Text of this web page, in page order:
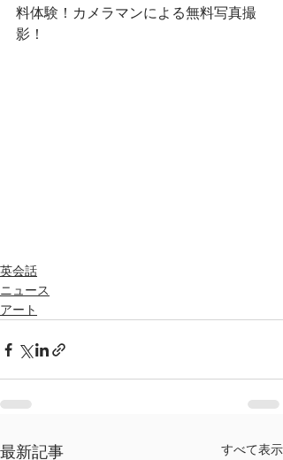
料体験！カメラマンによる無料写真撮
影！
英会話
ニュース
アート
最新記事 すべて表示